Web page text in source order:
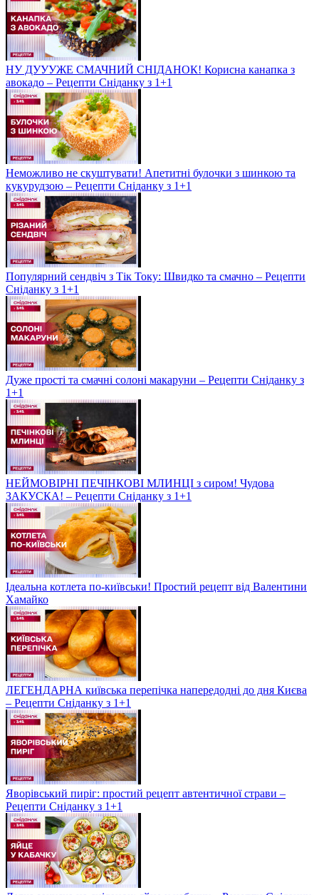
НУ ДУУУЖЕ СМАЧНИЙ СНІДАНОК! Корисна канапка з
авокадо – Рецепти Сніданку з 1+1
Неможливо не скуштувати! Апетитні булочки з шинкою та
кукурудзою – Рецепти Сніданку з 1+1
Популярний сендвіч з Тік Току: Швидко та смачно – Рецепти
Сніданку з 1+1
Дуже прості та смачні солоні макаруни – Рецепти Сніданку з
1+1
НЕЙМОВІРНІ ПЕЧІНКОВІ МЛИНЦІ з сиром! Чудова
ЗАКУСКА! – Рецепти Сніданку з 1+1
Ідеальна котлета по-київськи! Простий рецепт від Валентини
Хамайко
ЛЕГЕНДАРНА київська перепічка напередодні до дня Києва
– Рецепти Сніданку з 1+1
Яворівський пиріг: простий рецепт автентичної страви –
Рецепти Сніданку з 1+1